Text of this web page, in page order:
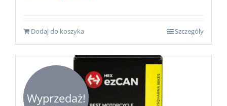
1,299.00zł.
Dodaj do koszyka Szczegóły
Wyprzedaż!